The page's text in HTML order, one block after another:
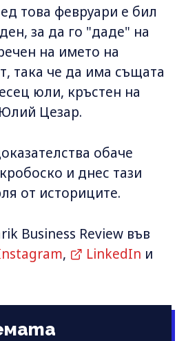
това февруари е бил
за да го "даде" на
на името на
така че да има същата
юли, кръстен на
Цезар.
обаче
и днес тази
от историците.
Business Review във
, LinkedIn и